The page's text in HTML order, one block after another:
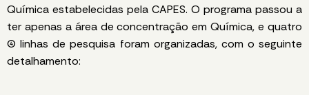
Química estabelecidas pela CAPES. O programa passou a
ter apenas a área de concentração em Química, e quatro
(4) linhas de pesquisa foram organizadas, com o seguinte
detalhamento: